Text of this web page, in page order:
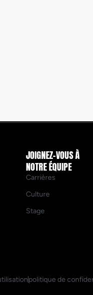
JOIGNEZ-VOUS À
NOTRE ÉQUIPE
Carrières
Culture
Stage
politique de